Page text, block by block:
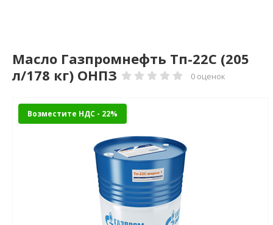
Масло Газпромнефть Тп-22С (205
л/178 кг) ОНПЗ
0 оценок
Возместите НДС - 22%